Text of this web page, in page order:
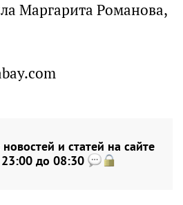
Маргарита Романова,
и статей на сайте
23:00 до 08:30